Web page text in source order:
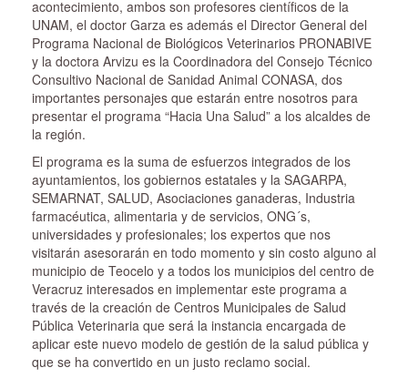
acontecimiento, ambos son profesores científicos de la
UNAM, el doctor Garza es además el Director General del
Programa Nacional de Biológicos Veterinarios PRONABIVE
y la doctora Arvizu es la Coordinadora del Consejo Técnico
Consultivo Nacional de Sanidad Animal CONASA, dos
importantes personajes que estarán entre nosotros para
presentar el programa “Hacia Una Salud” a los alcaldes de
la región.
El programa es la suma de esfuerzos integrados de los
ayuntamientos, los gobiernos estatales y la SAGARPA,
SEMARNAT, SALUD, Asociaciones ganaderas, Industria
farmacéutica, alimentaria y de servicios, ONG´s,
universidades y profesionales; los expertos que nos
visitarán asesorarán en todo momento y sin costo alguno al
municipio de Teocelo y a todos los municipios del centro de
Veracruz interesados en implementar este programa a
través de la creación de Centros Municipales de Salud
Pública Veterinaria que será la instancia encargada de
aplicar este nuevo modelo de gestión de la salud pública y
que se ha convertido en un justo reclamo social.